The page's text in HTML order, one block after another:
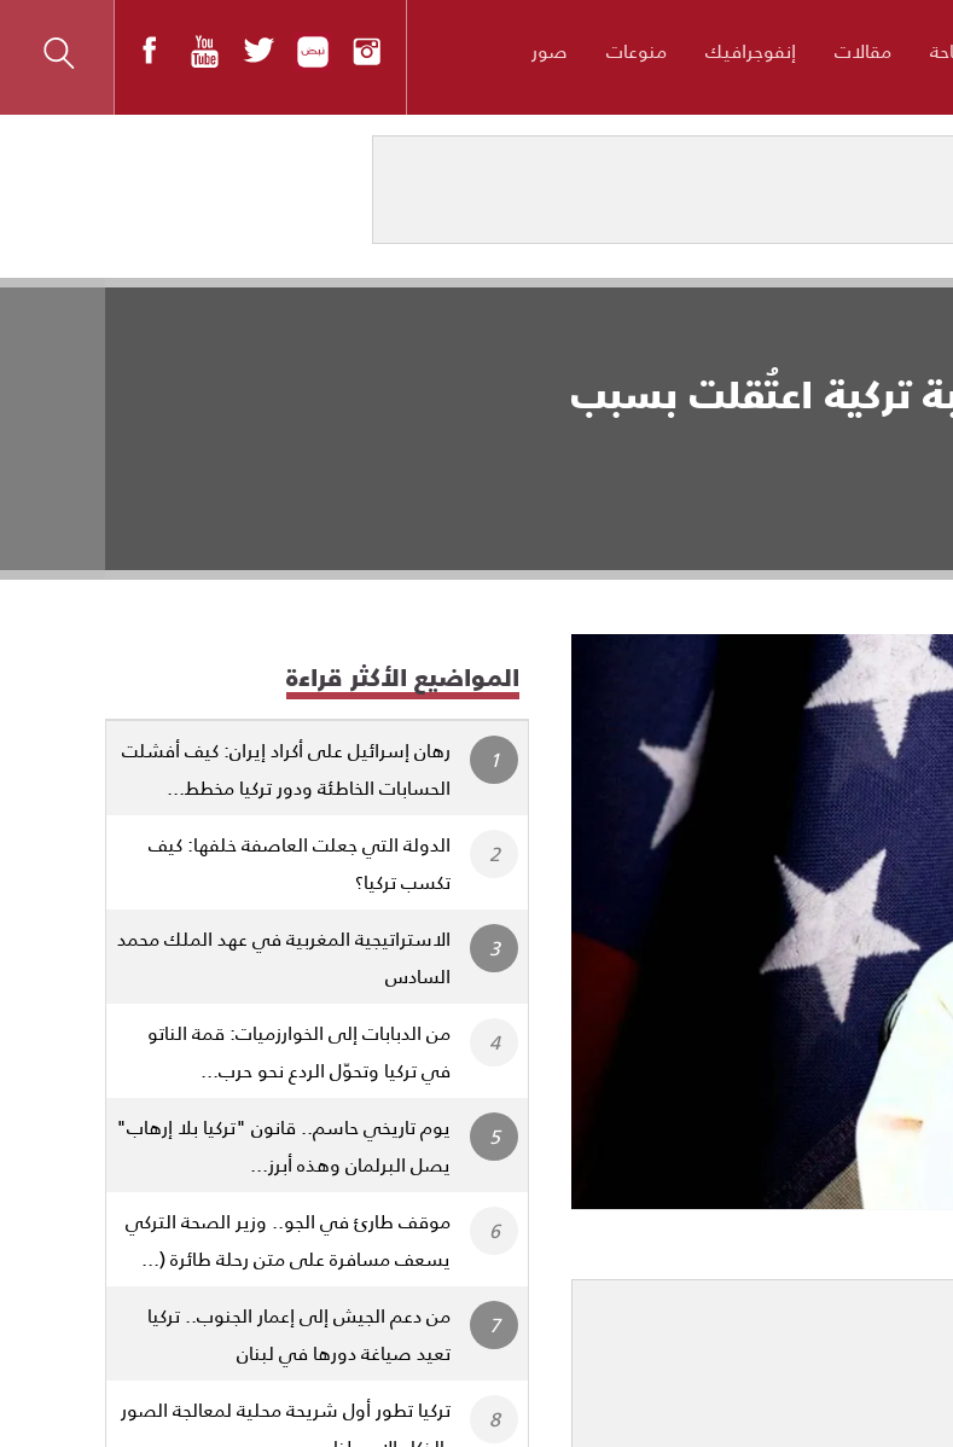
مقالات إنفوجرافيك منوعات صور
تركية اعتُقلت بسبب
المواضيع الأكثر قراءة
رهان إسرائيل على أكراد إيران: كيف أفشلت
الحسابات الخاطئة ودور تركيا مخطط...
الدولة التي جعلت العاصفة خلفها: كيف
تكسب تركيا؟
الاستراتيجية المغربية في عهد الملك محمد
السادس
من الدبابات إلى الخوارزميات: قمة الناتو
في تركيا وتحوّل الردع نحو حرب...
يوم تاريخي حاسم.. قانون "تركيا بلا إرهاب"
يصل البرلمان وهذه أبرز...
موقف طارئ في الجو.. وزير الصحة التركي
يسعف مسافرة على متن رحلة طائرة (...
من دعم الجيش إلى إعمار الجنوب.. تركيا
تعيد صياغة دورها في لبنان
تركيا تطور أول شريحة محلية لمعالجة الصور